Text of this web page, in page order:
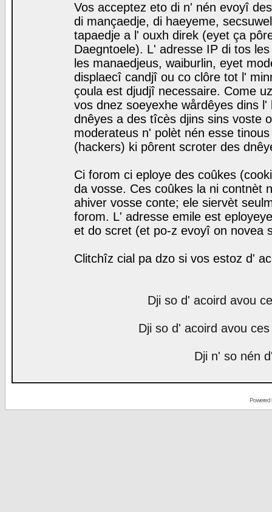
Vos acceptez eto di n' nén evoyî
di mançaedje, di haeyeme,
tapaedje a l' ouxh direk (eyet ça
Daegntoele). L' adresse IP di tos
les manaedjeus, waiburlin, eyet
displaecî candjî ou co clôre tot l'
çoula est djudjî necessaire. Come
vos dnez soeyexhe wårdêyes dins
dnêyes a des tîcès djins sins voste
moderateus n' polèt nén esse
(hackers) ki pôrent scroter des
Ci forom ci eploye des coûkes
da vosse. Ces coûkes la ni contnèt
ahiver vosse conte; ele siervèt
forom. L' adresse emile est
et do scret (et po-z evoyî on novea
Clitchîz cial pa dzo si vos estoz d'
Dji so d' acoird avou
Dji so d' acoird avou
Dji n' so nén
Powered